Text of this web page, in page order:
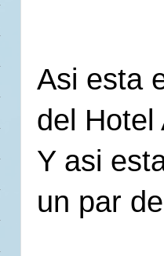
Asi esta
del Hotel
Y asi
un par